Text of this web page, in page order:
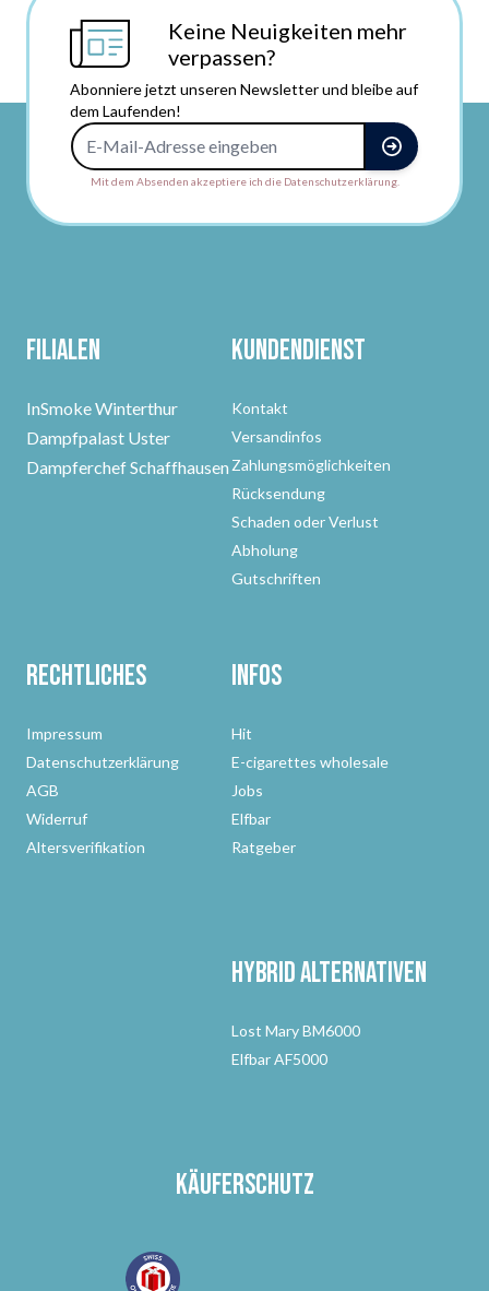
Keine Neuigkeiten mehr
verpassen?
Abonniere jetzt unseren Newsletter und bleibe auf
dem Laufenden!
Mit dem Absenden akzeptiere ich die Datenschutzerklärung.
Filialen
InSmoke Winterthur
Dampfpalast Uster
Dampferchef Schaffhausen
Kundendienst
Kontakt
Versandinfos
Zahlungsmöglichkeiten
Rücksendung
Schaden oder Verlust
Abholung
Gutschriften
Rechtliches
Impressum
Datenschutzerklärung
AGB
Widerruf
Altersverifikation
Infos
Hit
E-cigarettes wholesale
Jobs
Elfbar
Ratgeber
Hybrid Alternativen
Lost Mary BM6000
Elfbar AF5000
Käuferschutz